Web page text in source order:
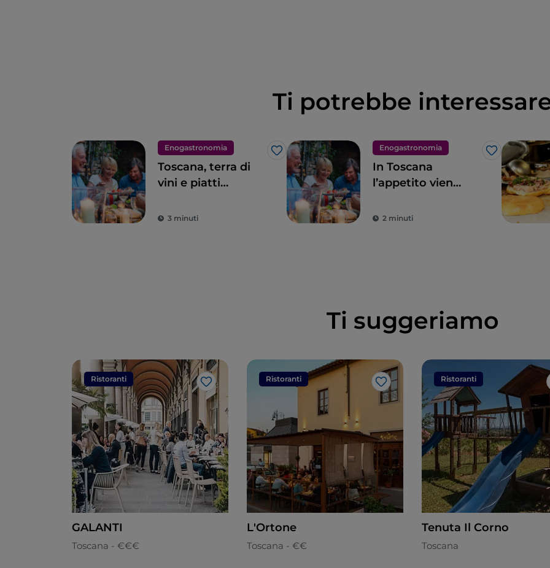
Ti potrebbe
Enogastronomia
Like
Toscana, terra di
vini e piatti
3 minuti
Enogastronomia
Like
In Toscana
l’appetito vien
2 minuti
Ti suggeriamo
Ristoranti
Like
GALANTI
Toscana - €€€
Ristoranti
Like
L'Ortone
Toscana - €€
Ristoranti
Tenuta Il Corno
Toscana